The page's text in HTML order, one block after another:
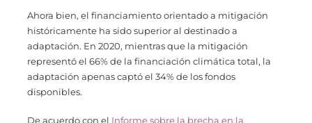
Ahora bien, el financiamiento orientado a mitigación
históricamente ha sido superior al destinado a
adaptación. En 2020, mientras que la mitigación
representó el 66% de la financiación climática total, la
adaptación apenas captó el 34% de los fondos
disponibles.
De acuerdo con el Informe sobre la brecha en la